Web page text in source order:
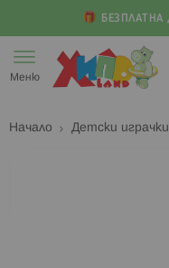
БЕЗПЛАТНА
към
съдържанието
Меню
Начало Детски играчки